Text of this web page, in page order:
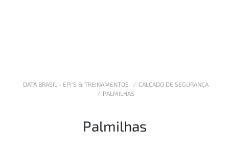
DATA BRASIL - EPI'S & TREINAMENTOS
CALÇADO DE SEGURANÇA
PALMILHAS
Palmilhas